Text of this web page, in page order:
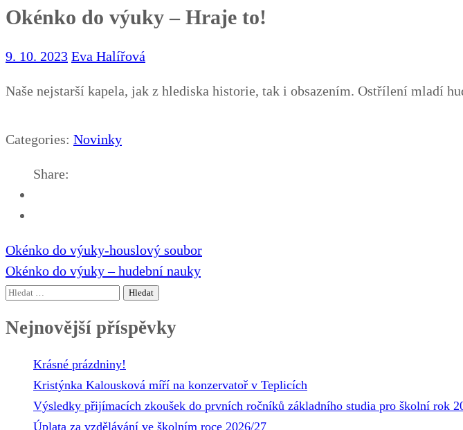
Okénko do výuky – Hraje to!
9. 10. 2023 Eva Halířová
Naše nejstarší kapela, jak z hlediska historie, tak i obsazením. Ostřílení mladí
Categories: Novinky
Share:
Navigace
pro
příspěvek
Okénko do výuky-houslový soubor
Okénko do výuky – hudební nauky
Vyhledávání
Nejnovější příspěvky
Krásné prázdniny!
Kristýnka Kalousková míří na konzervatoř v Teplicích
Výsledky přijímacích zkoušek do prvních ročníků základního studia pro školní rok
Úplata za vzdělávání ve školním roce 2026/27